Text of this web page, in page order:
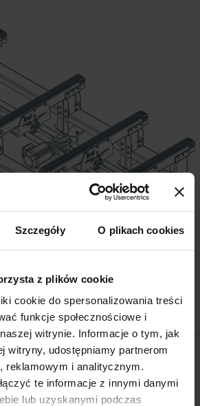
Szczegóły O plikach cookies
z plików cookie
cookie do spersonalizowania treści
funkcje społecznościowe i
witrynie. Informacje o tym, jak
witryny, udostępniamy partnerom
reklamowym i analitycznym.
te informacje z innymi danymi
lub uzyskanymi podczas
po artykułach
z trawersą